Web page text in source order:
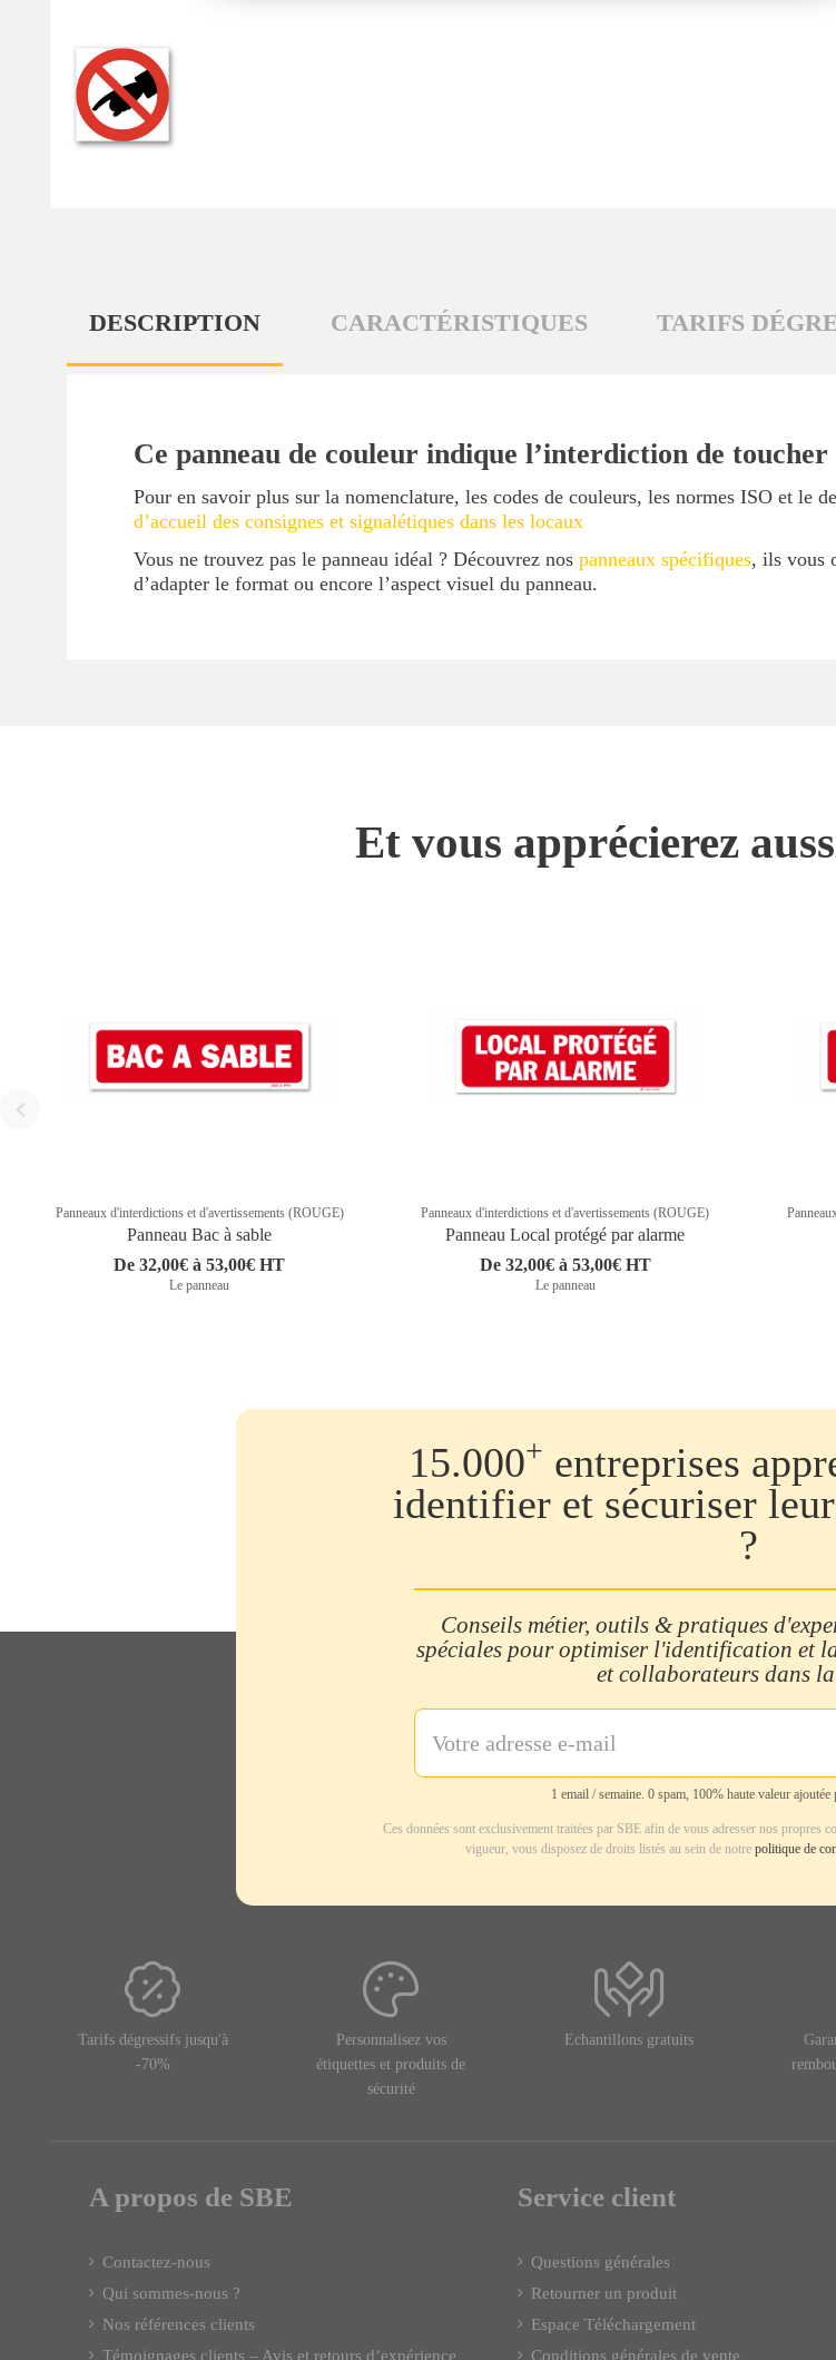
DESCRIPTION CARACTÉRISTIQUES TARIFS
Ce panneau de couleur indique l’interdiction de toucher
Pour en savoir plus sur la nomenclature, les codes de couleurs, les normes ISO et le
d’accueil des consignes et signalétiques dans les locaux
Vous ne trouvez pas le panneau idéal ? Découvrez nos panneaux spécifiques, ils vous
d’adapter le format ou encore l’aspect visuel du panneau.
Et vous apprécierez
Panneaux d'interdictions et d'avertissements (ROUGE)
Panneau Bac à sable
De 32,00€ à 53,00€ HT
Le panneau
Panneaux d'interdictions et d'avertissements (ROUGE)
Panneau Local protégé par alarme
De 32,00€ à 53,00€ HT
Le panneau
15.000+ entreprises
identifier et sécuriser
?
Conseils métier, outils & pratiques
spéciales pour optimiser l'identification et
et collaborateurs dans
1 email / semaine. 0 spam, 100% haute valeur ajoutée
Ces données sont exclusivement traitées par SBE afin de vous adresser nos propres
vigueur, vous disposez de droits listés au sein de notre politique de
Tarifs dégressifs jusqu'à
-70%
Personnalisez vos
étiquettes et produits de
sécurité
Echantillons gratuits
A propos de SBE
Contactez-nous
Qui sommes-nous ?
Nos références clients
Témoignages clients – Avis et retours d’expérience
Service client
Questions générales
Retourner un produit
Espace Téléchargement
Conditions générales de vente